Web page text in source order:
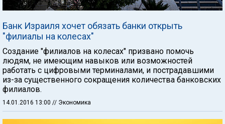
Банк Израиля хочет обязать банки открыть
"филиалы на колесах"
Создание "филиалов на колесах" призвано помочь
людям, не имеющим навыков или возможностей
работать с цифровыми терминалами, и пострадавшими
из-за существенного сокращения количества банковских
филиалов.
14.01.2016 13:00 // Экономика